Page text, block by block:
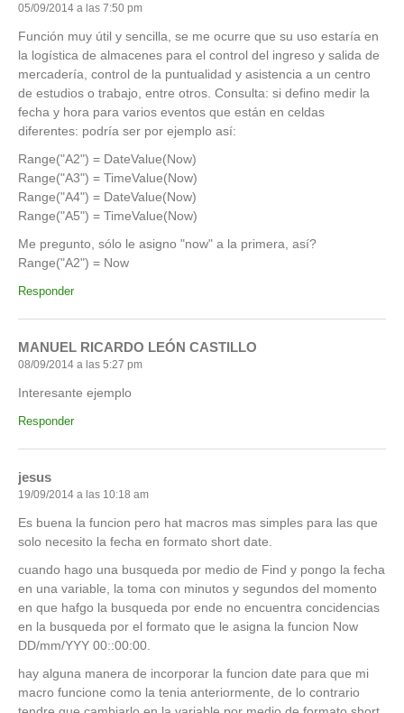
05/09/2014 a las 7:50 pm
Función muy útil y sencilla, se me ocurre que su uso estaría en
la logística de almacenes para el control del ingreso y salida de
mercadería, control de la puntualidad y asistencia a un centro
de estudios o trabajo, entre otros. Consulta: si defino medir la
fecha y hora para varios eventos que están en celdas
diferentes: podría ser por ejemplo así:
Range("A2") = DateValue(Now)
Range("A3") = TimeValue(Now)
Range("A4") = DateValue(Now)
Range("A5") = TimeValue(Now)
Me pregunto, sólo le asigno "now" a la primera, así?
Range("A2") = Now
Responder
MANUEL RICARDO LEÓN CASTILLO
08/09/2014 a las 5:27 pm
Interesante ejemplo
Responder
jesus
19/09/2014 a las 10:18 am
Es buena la funcion pero hat macros mas simples para las que
solo necesito la fecha en formato short date.
cuando hago una busqueda por medio de Find y pongo la fecha
en una variable, la toma con minutos y segundos del momento
en que hafgo la busqueda por ende no encuentra concidencias
en la busqueda por el formato que le asigna la funcion Now
DD/mm/YYY 00::00:00.
hay alguna manera de incorporar la funcion date para que mi
macro funcione como la tenia anteriormente, de lo contrario